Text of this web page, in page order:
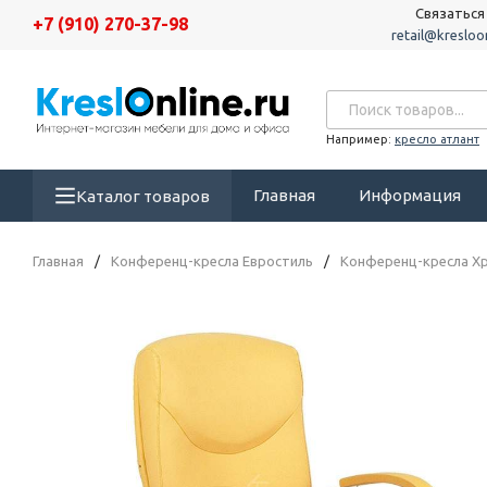
+7 (910) 270-37-98
Например: кресло атлант
Каталог товаров Главная Информация
Главная / Конференц-кресла Евростиль / Конференц-кресла